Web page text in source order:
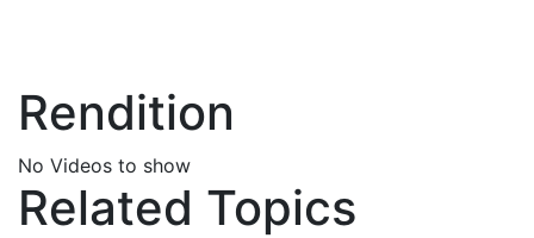
Rendition
No Videos to show
Related Topics